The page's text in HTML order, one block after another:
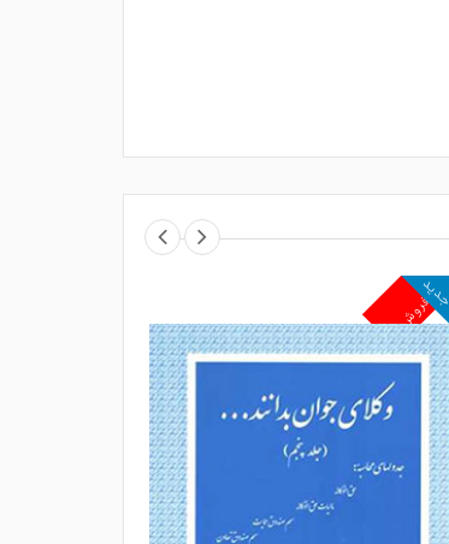
پرفروش
جدید